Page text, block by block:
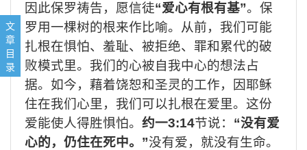
文
章
目
录
1、圣灵坚固信徒里面的人（16–17节）
2、和众人一同明白这爱（18–19节）
3、愿荣耀归给祂（20–21节）
祷告：
小组讨论：
因此保罗祷告，愿信徒“爱心有根有基”。保
罗用一棵树的根来作比喻。从前，我们可能
扎根在惧怕、羞耻、被拒绝、罪和累代的破
败模式里。我们的心被自我中心的想法占
据。如今，藉着饶恕和圣灵的工作，因耶稣
住在我们心里，我们可以扎根在爱里。这份
爱能使人得胜惧怕。 约一3:14节说： “没有爱
心的，仍住在死中。 ”没有爱，就没有生命。